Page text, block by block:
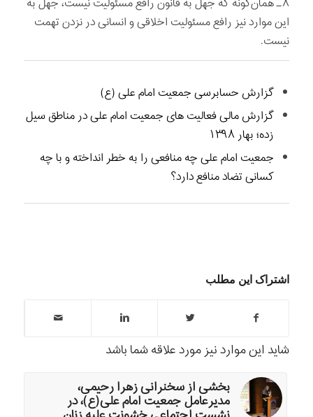
این موارد نیز رافع مسئولیت اخلاقی و انسانی در نزدن تهمت
نیست.
گزارش حسابرسی جمعیت امام علی (ع)
گزارش مالی فعالیت‌ های جمعیت امام علی در مناطق سیل‌
زده؛ بهار ۱۳۹۸
جمعیت امام علی چه منافعی را به خطر انداخته و با چه
کسانی تضاد منافع دارد؟
اشتراک این مطلب
شاید این موارد نیز مورد علاقه شما باشد
بخشی از سخنرانی زهرا رحیمی،
مدیرعامل جمعیت امام علی(ع)، در